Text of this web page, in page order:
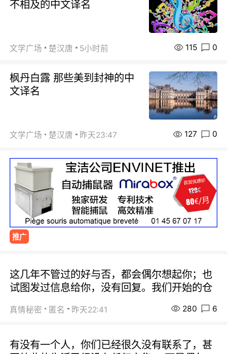
不相及的中文译名
文学广场 楚汉唐 5小时前 115 0
枫丹白露 那些美到封神的中
文译名
文学广场 楚汉唐 昨天23:47 127 0
推广
这几年不管过的好与否，都会偶尔想起你；也
试图发过信息给你，没有回复。我们开始的仓
真情秘密 匿名 昨天22:41 280 6
有没有一个人，你们已经很久没有联系了，甚